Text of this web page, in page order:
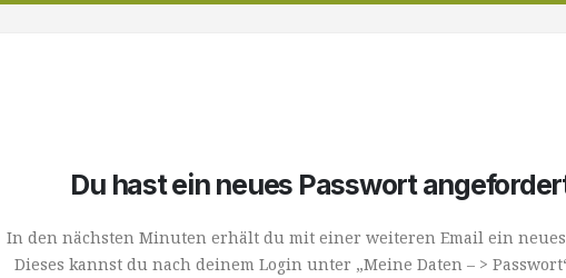
Du hast ein neues Passwort
In den nächsten Minuten erhält du mit einer weiteren Email ein neues
Dieses kannst du nach deinem Login unter „Meine Daten – >